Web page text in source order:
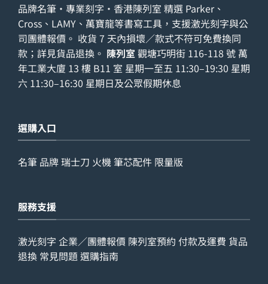
品牌名筆・專業刻字・香港陳列室 精選 Parker、
Cross、LAMY、萬寶龍等書寫工具，支援激光刻字與公
司團體報價。 收貨 7 天內損壞／款式不符可免費換同
款；詳見貨品退換 。 陳列室 觀塘巧明街 116-118 號 萬
年工業大廈 13 樓 B11 室 星期一至五 11:30–19:30 星期
六 11:30–16:30 星期日及公眾假期休息
選購入口
名筆 品牌瑞士刀 火機筆芯配件 限量版
服務支援
激光刻字 企業／團體報價 陳列室預約 付款及運費 貨品
退換 常見問題 選購指南